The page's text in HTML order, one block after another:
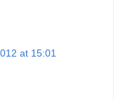
at 15:01